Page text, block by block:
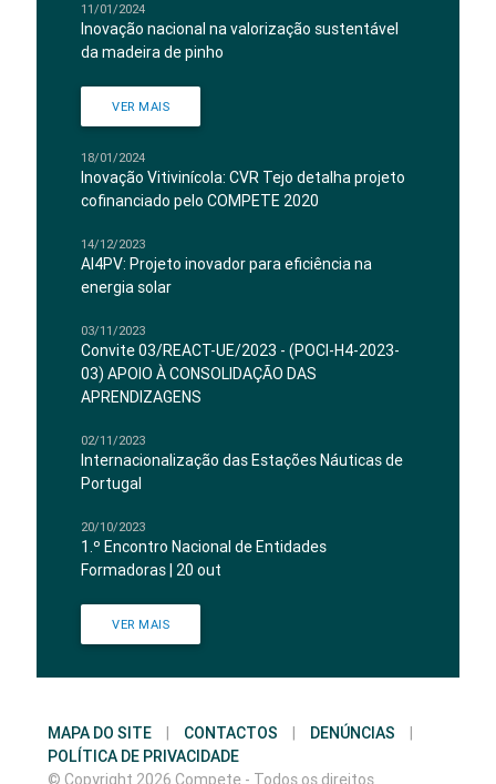
11/01/2024
Inovação nacional na valorização sustentável
da madeira de pinho
VER MAIS
18/01/2024
Inovação Vitivinícola: CVR Tejo detalha projeto
cofinanciado pelo COMPETE 2020
14/12/2023
AI4PV: Projeto inovador para eficiência na
energia solar
03/11/2023
Convite 03/REACT-UE/2023 - (POCI-H4-2023-
03) APOIO À CONSOLIDAÇÃO DAS
APRENDIZAGENS
02/11/2023
Internacionalização das Estações Náuticas de
Portugal
20/10/2023
1.º Encontro Nacional de Entidades
Formadoras | 20 out
VER MAIS
MAPA DO SITE | CONTACTOS | DENÚNCIAS
|
POLÍTICA DE PRIVACIDADE
© Copyright 2026 Compete - Todos os direitos